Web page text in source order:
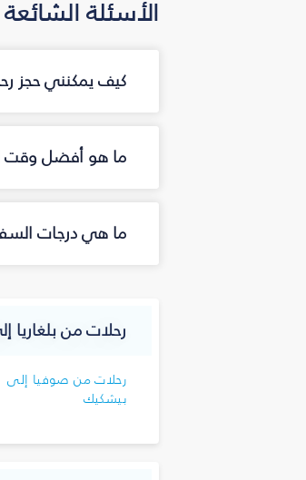
الأسئلة الشائعة
كيف يمكنني حجز
ما هو أفضل وقت
ما هي درجات
رحلات من بلغاريا
رحلات من صوفيا إلى
بيشكيك